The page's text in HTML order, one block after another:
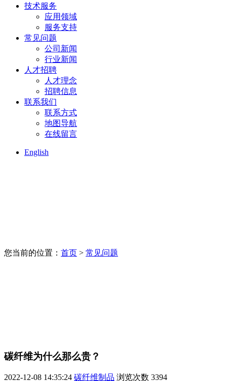
技术服务
应用领域
服务支持
常见问题
公司新闻
行业新闻
人才招聘
人才理念
招聘信息
联系我们
联系方式
地图导航
在线留言
English
您当前的位置： 首页 > 常见问题
碳纤维为什么那么贵？
2022-12-08 14:35:24 碳纤维制品 浏览次数 3394